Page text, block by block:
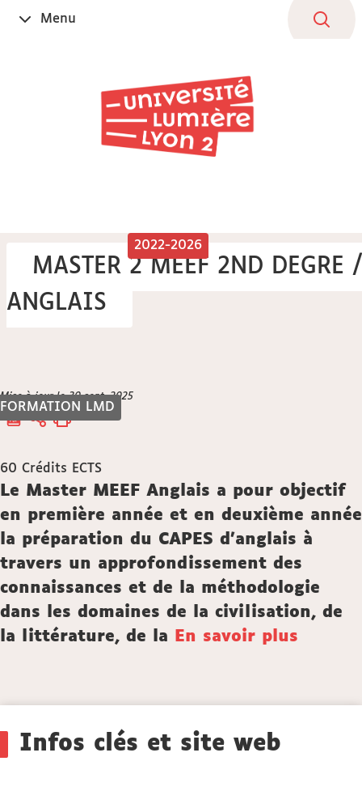
OuvrirMenu
FORMATION LMD
2022-2026
MASTER 2 MEEF 2ND DEGRE /
ANGLAIS
Vous
êtes
Accueil
Mise à jour le 30 sept. 2025
60 Crédits ECTS
Description
Le Master MEEF Anglais a pour objectif
en première année et en deuxième année
la préparation du CAPES d’anglais à
travers un approfondissement des
connaissances et de la méthodologie
dans les domaines de la civilisation, de
la littérature, de la
En savoir plus
Infos clés et site web